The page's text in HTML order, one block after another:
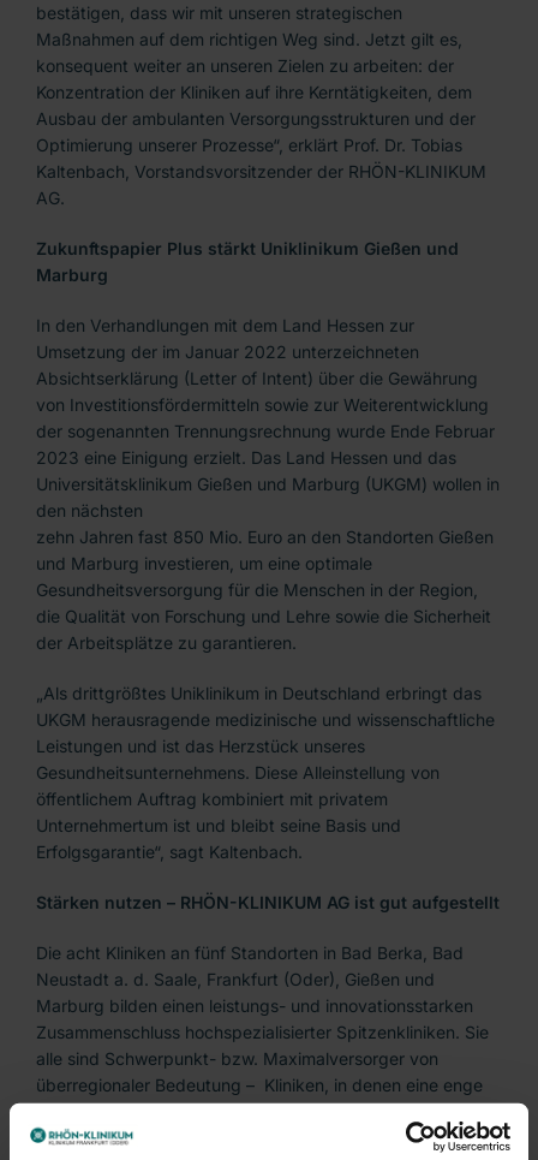
bestätigen, dass wir mit unseren strategischen
Maßnahmen auf dem richtigen Weg sind. Jetzt gilt es,
konsequent weiter an unseren Zielen zu arbeiten: der
Konzentration der Kliniken auf ihre Kerntätigkeiten, dem
Ausbau der ambulanten Versorgungsstrukturen und der
Optimierung unserer Prozesse“, erklärt Prof. Dr. Tobias
Kaltenbach, Vorstandsvorsitzender der RHÖN-KLINIKUM
AG.
Zukunftspapier Plus stärkt Uniklinikum Gießen und
Marburg
In den Verhandlungen mit dem Land Hessen zur
Umsetzung der im Januar 2022 unterzeichneten
Absichtserklärung (Letter of Intent) über die Gewährung
von Investitionsfördermitteln sowie zur Weiterentwicklung
der sogenannten Trennungsrechnung wurde Ende Februar
2023 eine Einigung erzielt. Das Land Hessen und das
Universitätsklinikum Gießen und Marburg (UKGM) wollen in
den nächsten
zehn Jahren fast 850 Mio. Euro an den Standorten Gießen
und Marburg investieren, um eine optimale
Gesundheitsversorgung für die Menschen in der Region,
die Qualität von Forschung und Lehre sowie die Sicherheit
der Arbeitsplätze zu garantieren.
„Als drittgrößtes Uniklinikum in Deutschland erbringt das
UKGM herausragende medizinische und wissenschaftliche
Leistungen und ist das Herzstück unseres
Gesundheitsunternehmens. Diese Alleinstellung von
öffentlichem Auftrag kombiniert mit privatem
Unternehmertum ist und bleibt seine Basis und
Erfolgsgarantie“, sagt Kaltenbach.
Stärken nutzen – RHÖN-KLINIKUM AG ist gut aufgestellt
Die acht Kliniken an fünf Standorten in Bad Berka, Bad
Neustadt a. d. Saale, Frankfurt (Oder), Gießen und
Marburg bilden einen leistungs- und innovationsstarken
Zusammenschluss hochspezialisierter Spitzenkliniken. Sie
alle sind Schwerpunkt- bzw. Maximalversorger von
überregionaler Bedeutung – Kliniken, in denen eine enge
Wissenschaft gegeben ist. Nicht nur das